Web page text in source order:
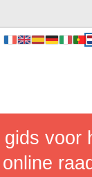
voor